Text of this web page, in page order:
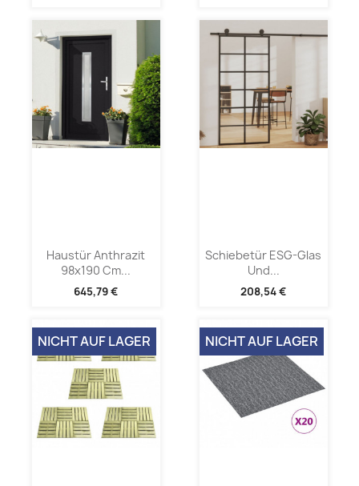
Haustür Anthrazit
98x190 Cm...
645,79 €
Schiebetür ESG-Glas
Und...
208,54 €
NICHT AUF LAGER NICHT AUF LAGER